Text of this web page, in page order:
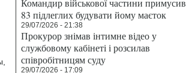
Командир військової частини примусив
83 підлеглих будувати йому маєток
29/07/2026 - 21:38
Прокурор знімав інтимне відео у
службовому кабінеті і розсилав
співробітницям суду
29/07/2026 - 17:09